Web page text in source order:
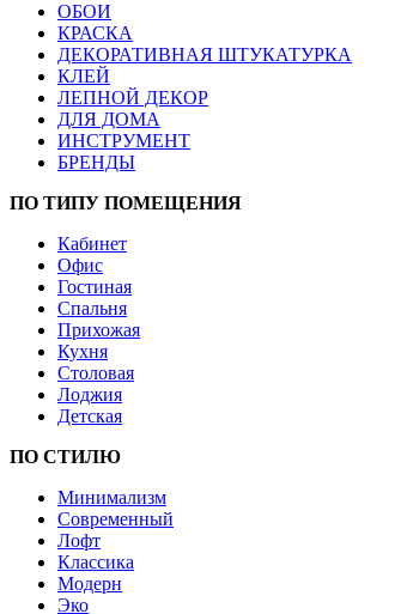
ОБОИ
КРАСКА
ДЕКОРАТИВНАЯ ШТУКАТУРКА
КЛЕЙ
ЛЕПНОЙ ДЕКОР
ДЛЯ ДОМА
ИНСТРУМЕНТ
БРЕНДЫ
ПО ТИПУ ПОМЕЩЕНИЯ
Кабинет
Офис
Гостиная
Спальня
Прихожая
Кухня
Столовая
Лоджия
Детская
ПО СТИЛЮ
Минимализм
Современный
Лофт
Классика
Модерн
Эко